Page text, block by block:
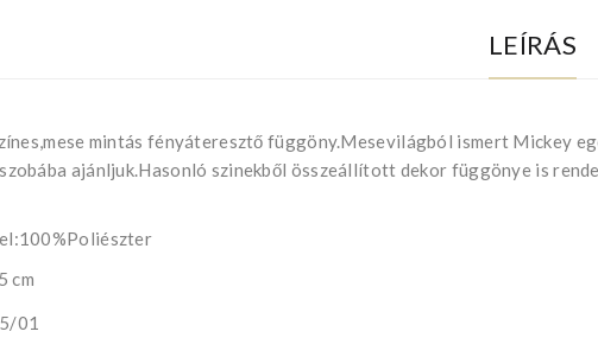
LEÍRÁS
mintás fényáteresztő függöny.Mesevilágból ismert Mickey
ajánljuk.Hasonló szinekből összeállított dekor függönye is
cm